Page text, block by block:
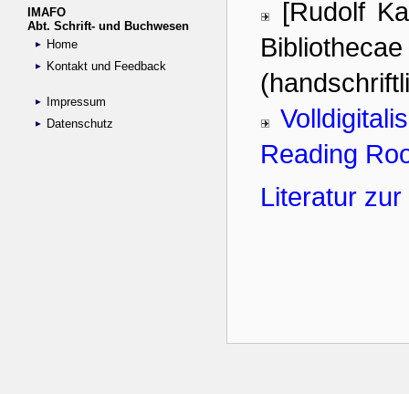
IMAFO
Abt. Schrift- und Buchwesen
Home
Kontakt und Feedback
Impressum
Datenschutz